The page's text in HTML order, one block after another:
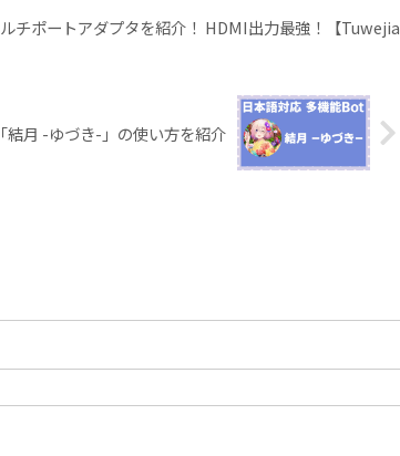
チポートアダプタを紹介！ HDMI出力最強！【Tuwejia
月 -ゆづき-」の使い方を紹介